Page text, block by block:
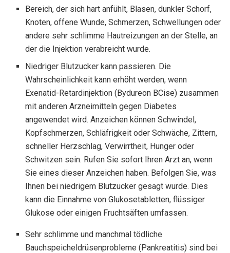
Bereich, der sich hart anfühlt, Blasen, dunkler Schorf,
Knoten, offene Wunde, Schmerzen, Schwellungen oder
andere sehr schlimme Hautreizungen an der Stelle, an
der die Injektion verabreicht wurde.
Niedriger Blutzucker kann passieren. Die
Wahrscheinlichkeit kann erhöht werden, wenn
Exenatid-Retardinjektion (Bydureon BCise) zusammen
mit anderen Arzneimitteln gegen Diabetes
angewendet wird. Anzeichen können Schwindel,
Kopfschmerzen, Schläfrigkeit oder Schwäche, Zittern,
schneller Herzschlag, Verwirrtheit, Hunger oder
Schwitzen sein. Rufen Sie sofort Ihren Arzt an, wenn
Sie eines dieser Anzeichen haben. Befolgen Sie, was
Ihnen bei niedrigem Blutzucker gesagt wurde. Dies
kann die Einnahme von Glukosetabletten, flüssiger
Glukose oder einigen Fruchtsäften umfassen.
Sehr schlimme und manchmal tödliche
Bauchspeicheldrüsenprobleme (Pankreatitis) sind bei